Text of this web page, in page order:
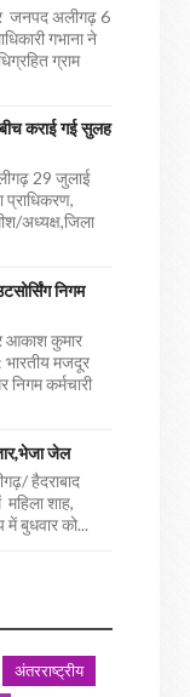
जनपद अलीगढ़ 6
गभाना ने
ग्राम
कराई गई सुलह
29 जुलाई
प्राधिकरण,
अध्यक्ष,जिला
निगम
आकाश कुमार
मजदूर
कर्मचारी
जेल
हैदराबाद
शाह,
में बुधवार को...
अंतरराष्ट्रीय